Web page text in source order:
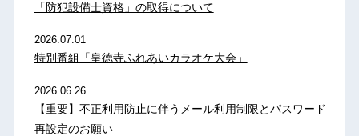
「防犯設備士資格」の取得について
2026.07.01
特別番組「皇徳寺ふれあいカラオケ大会」
2026.06.26
【重要】不正利用防止に伴うメール利用制限とパスワード
再設定のお願い